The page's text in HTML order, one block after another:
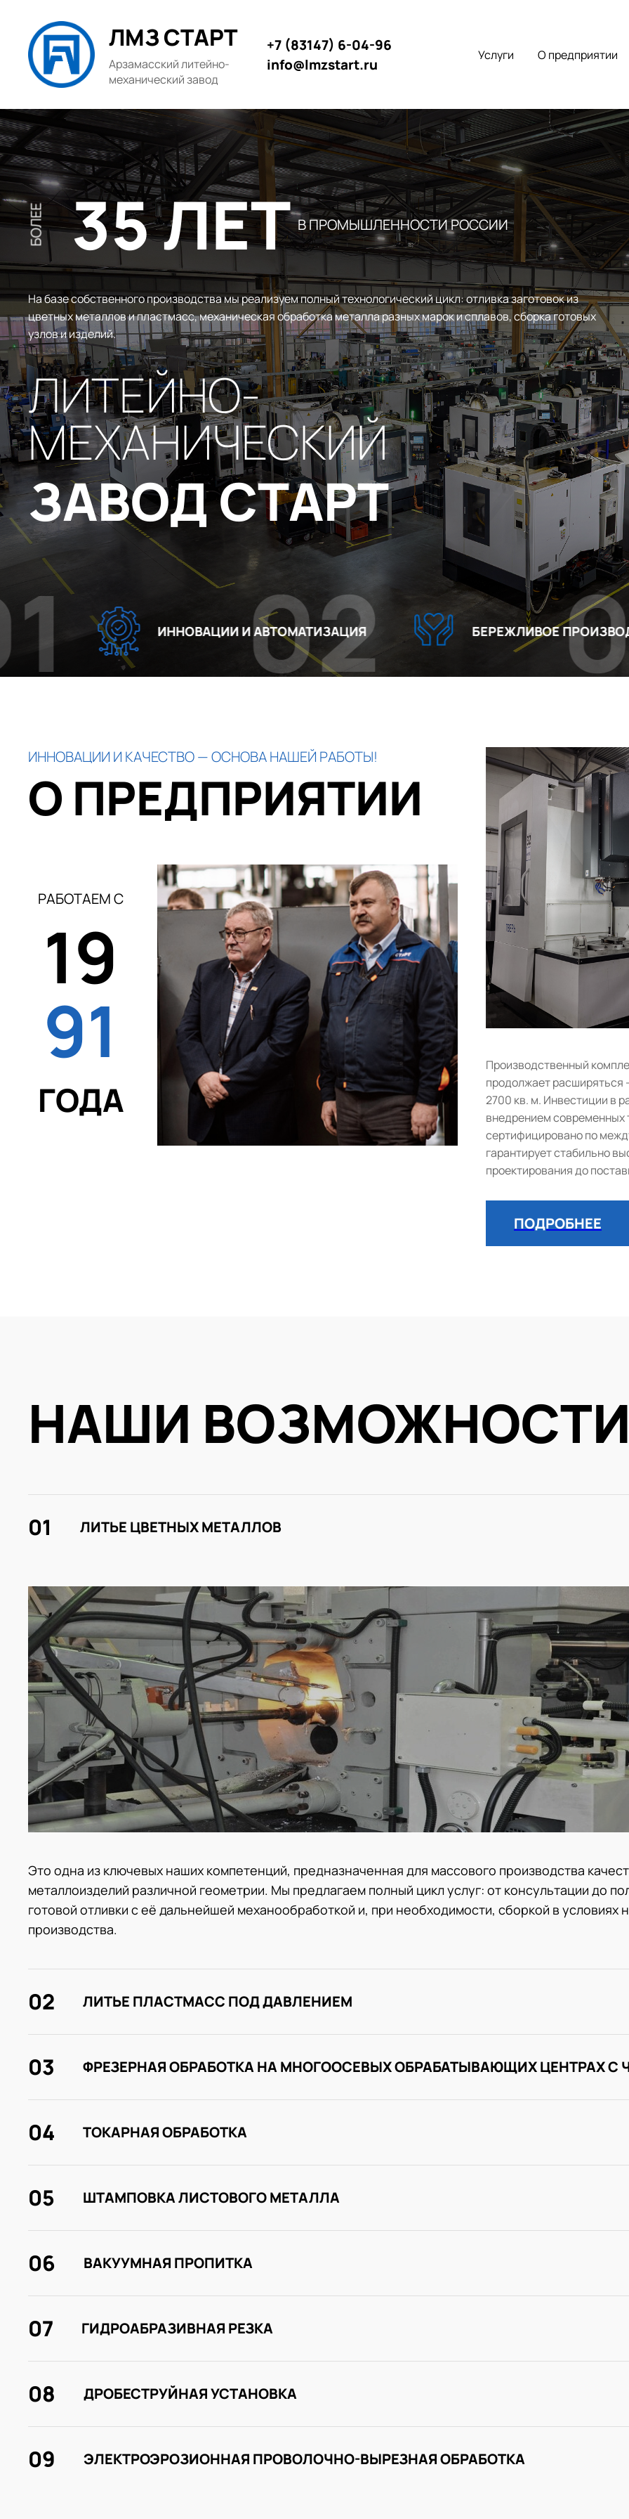
ЛМЗ СТАРТ
Арзамасский литейно-
механический завод
Услуги О предприятии
+7 (83147) 6-04-96
info@lmzstart.ru
БОЛЕЕ 35 ЛЕТ В ПРОМЫШЛЕННОСТИ РОССИИ
На базе собственного производства мы реализуем полный технологический цикл: отливка заготовок из
цветных металлов и пластмасс, механическая обработка металла разных марок и сплавов, сборка готовых
узлов и изделий.
ЛИТЕЙНО-
МЕХАНИЧЕСКИЙ
ЗАВОД СТАРТ
ИННОВАЦИИ И АВТОМАТИЗАЦИЯ
02 БЕРЕЖЛИВОЕ ПРОИЗВОДСТВО
03
ИННОВАЦИИ И КАЧЕСТВО — ОСНОВА НАШЕЙ РАБОТЫ!
О ПРЕДПРИЯТИИ
РАБОТАЕМ С
19
91
ГОДА
Производственный
продолжает расширяться
2700 кв. м. Инвестиции в
внедрением современных
сертифицировано по
гарантирует стабильно
проектирования до
ПОДРОБНЕЕ
НАШИ
ЛИТЬЕ ЦВЕТНЫХ МЕТАЛЛОВ
01
Это одна из ключевых наших компетенций, предназначенная для массового производства
металлоизделий различной геометрии. Мы предлагаем полный цикл услуг: от консультации до
готовой отливки с её дальнейшей механообработкой и, при необходимости, сборкой в условиях
производства.
ЛИТЬЕ ПЛАСТМАСС ПОД ДАВЛЕНИЕМ
02
ФРЕЗЕРНАЯ ОБРАБОТКА НА МНОГООСЕВЫХ ОБРАБАТЫВАЮЩИХ ЦЕНТРАХ С
03
ТОКАРНАЯ ОБРАБОТКА
04
ШТАМПОВКА ЛИСТОВОГО МЕТАЛЛА
05
ВАКУУМНАЯ ПРОПИТКА
06
ГИДРОАБРАЗИВНАЯ РЕЗКА
07
ДРОБЕСТРУЙНАЯ УСТАНОВКА
08
ЭЛЕКТРОЭРОЗИОННАЯ ПРОВОЛОЧНО-ВЫРЕЗНАЯ ОБРАБОТКА
09